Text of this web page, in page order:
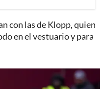
con las de Klopp, quien
en el vestuario y para